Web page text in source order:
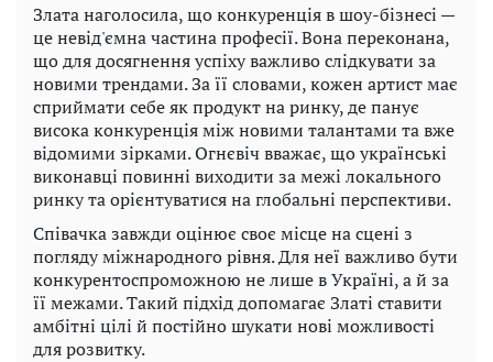
Злата наголосила, що конкуренція в шоу-бізнесі —
це невід'ємна частина професії. Вона переконана,
що для досягнення успіху важливо слідкувати за
новими трендами. За її словами, кожен артист має
сприймати себе як продукт на ринку, де панує
висока конкуренція між новими талантами та вже
відомими зірками. Огнєвіч вважає, що українські
виконавці повинні виходити за межі локального
ринку та орієнтуватися на глобальні перспективи.
Співачка завжди оцінює своє місце на сцені з
погляду міжнародного рівня. Для неї важливо бути
конкурентоспроможною не лише в Україні, а й за
її межами. Такий підхід допомагає Златі ставити
амбітні цілі й постійно шукати нові можливості
для розвитку.